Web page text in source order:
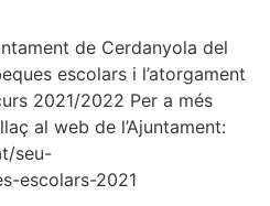
de Cerdanyola del
escolars i l’atorgament
2021/2022 Per a més
al web de l’Ajuntament:
seu-
escolars-2021